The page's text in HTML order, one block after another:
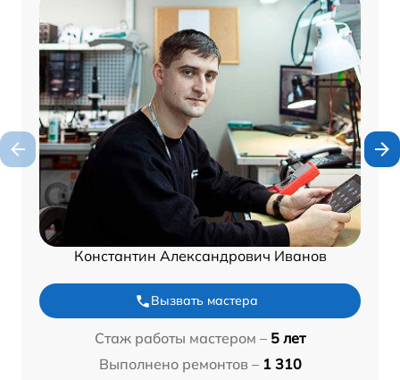
Константин Александрович Иванов
Вызвать мастера
Стаж работы мастером – 5 лет
Выполнено ремонтов – 1 310